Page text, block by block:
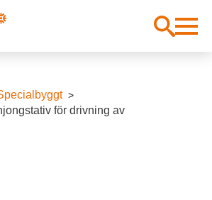
för drivning av